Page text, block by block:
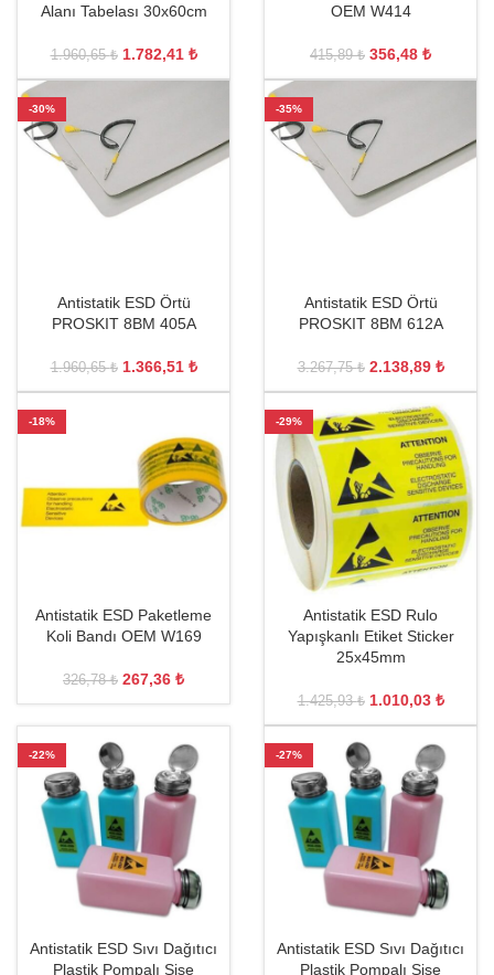
Alanı Tabelası 30x60cm
1.960,65₺ 1.782,41 ₺
OEM W414
415,89₺ 356,48 ₺
-30%
Antistatik ESD Örtü
PROSKIT 8BM 405A
1.960,65₺ 1.366,51 ₺
-35%
Antistatik ESD Örtü
PROSKIT 8BM 612A
3.267,75₺ 2.138,89 ₺
-18%
Antistatik ESD Paketleme
Koli Bandı OEM W169
326,78₺ 267,36 ₺
-29%
Antistatik ESD Rulo
Yapışkanlı Etiket Sticker
25x45mm
1.425,93₺ 1.010,03 ₺
-22%
Antistatik ESD Sıvı Dağıtıcı
Plastik Pompalı Şişe
-27%
Antistatik ESD Sıvı Dağıtıcı
Plastik Pompalı Şişe